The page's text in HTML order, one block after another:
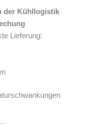
der Kühllogistik
Lieferung: